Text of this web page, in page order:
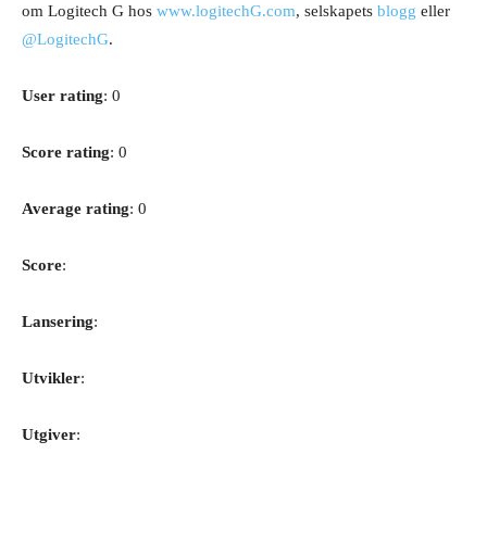
om Logitech G hos www.logitechG.com, selskapets blogg eller
@LogitechG.
User rating: 0
Score rating: 0
Average rating: 0
Score:
Lansering:
Utvikler:
Utgiver: